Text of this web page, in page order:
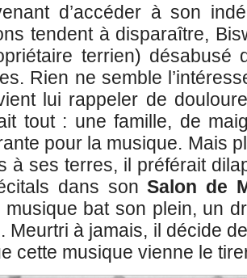
d’accéder à son
tendent à disparaître,
terrien) désabusé
Rien ne semble
lui rappeler de
tout : une famille, de
pour la musique. Mais
à ses terres, il préférait
dans sonSalon de
bat son plein, un
Meurtri à jamais, il décide
cette musique vienne le